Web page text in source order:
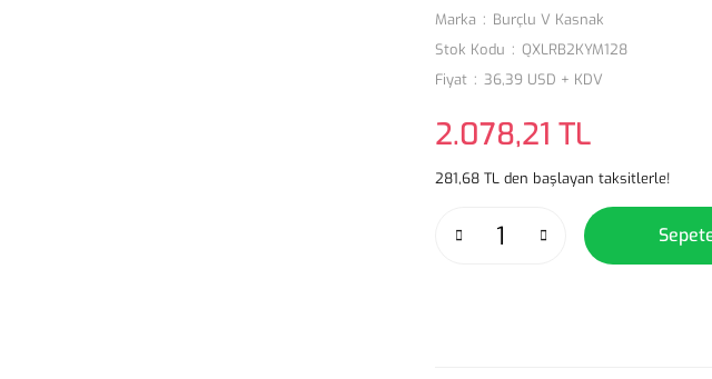
Marka
Burçlu V Kasnak
Stok Kodu
QXLRB2KYM128
Fiyat
36,39 USD + KDV
2.078,21 TL
281,68 TL den başlayan taksitlerle!